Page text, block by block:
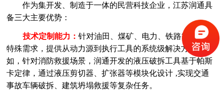
作为集开发、制造于一体的民营科技企业，江苏润通具
备三大主要优势：
技术定制能力： 针对油田、煤矿、电力、铁路等行业的
特殊需求，提供从动力源到执行工具的系统级解决方案。例
如，针对消防救援场景，润通开发的液压破拆工具基于帕斯
卡定律，通过液压剪切器、扩张器等模块化设计 ,实现交通
事故车辆破拆、建筑坍塌救援等复杂任务。